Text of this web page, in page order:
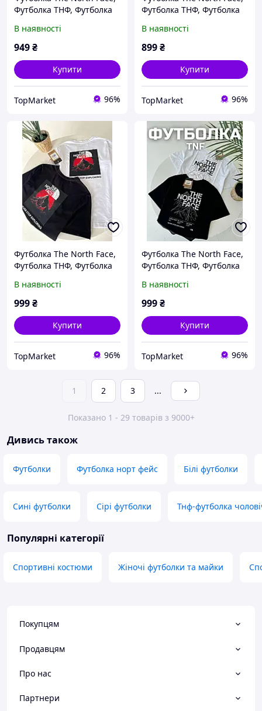
Футболка ТНФ, Футболка
В наявності
949₴
Купити
TopMarket 96%
Футболка ТНФ, Футболка
В наявності
899₴
Купити
TopMarket 96%
Футболка The North Face,
Футболка ТНФ, Футболка
В наявності
999₴
Купити
TopMarket 96%
Футболка The North Face,
Футболка ТНФ, Футболка
В наявності
999₴
Купити
TopMarket 96%
1 2 3 ...
Показано 1 - 29 товарів з 9000+
Дивись також
Футболки Футболка норт фейс Білі футболки
Сині футболки Сірі футболки Тнф-футболка
Популярні категорії
Спортивні костюми Жіночі футболки та майки
Покупцям
Продавцям
Про нас
Партнери